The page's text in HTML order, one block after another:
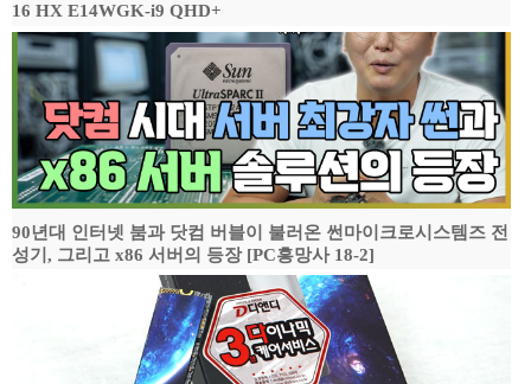
16 HX E14WGK-i9 QHD+
90년대 인터넷 붐과 닷컴 버블이 불러온 썬마이크로시스템즈 전
성기, 그리고 x86 서버의 등장 [PC흥망사 18-2]